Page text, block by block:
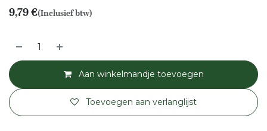
9,79€(Inclusief btw)
Aan winkelmandje toevoegen
Toevoegen aan verlanglijst